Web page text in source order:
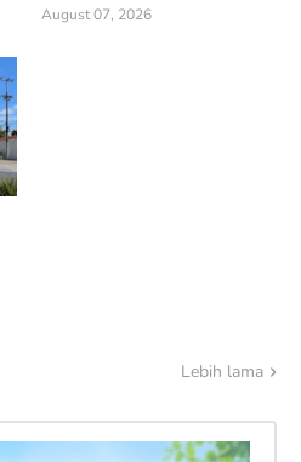
August 07, 2026
Lebih lama